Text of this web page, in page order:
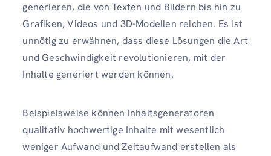
generieren, die von Texten und Bildern bis hin zu
Grafiken, Videos und 3D-Modellen reichen. Es ist
unnötig zu erwähnen, dass diese Lösungen die Art
und Geschwindigkeit revolutionieren, mit der
Inhalte generiert werden können.
Beispielsweise können Inhaltsgeneratoren
qualitativ hochwertige Inhalte mit wesentlich
weniger Aufwand und Zeitaufwand erstellen als